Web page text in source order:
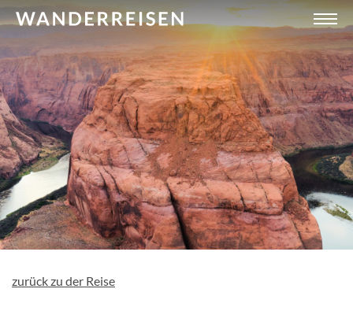
zurück zu der Reise